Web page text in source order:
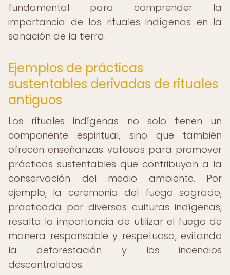
fundamental para comprender la
importancia de los rituales indígenas en la
sanación de la tierra.
Ejemplos de prácticas
sustentables derivadas de rituales
antiguos
Los rituales indígenas no solo tienen un
componente espiritual, sino que también
ofrecen enseñanzas valiosas para promover
prácticas sustentables que contribuyan a la
conservación del medio ambiente. Por
ejemplo, la ceremonia del fuego sagrado,
practicada por diversas culturas indígenas,
resalta la importancia de utilizar el fuego de
manera responsable y respetuosa, evitando
la deforestación y los incendios
descontrolados.